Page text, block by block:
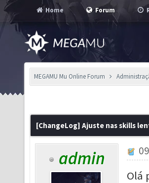
Home Forum
MEGAMU Mu Online Forum
[ChangeLog] Ajuste nas skills
admin
Olá